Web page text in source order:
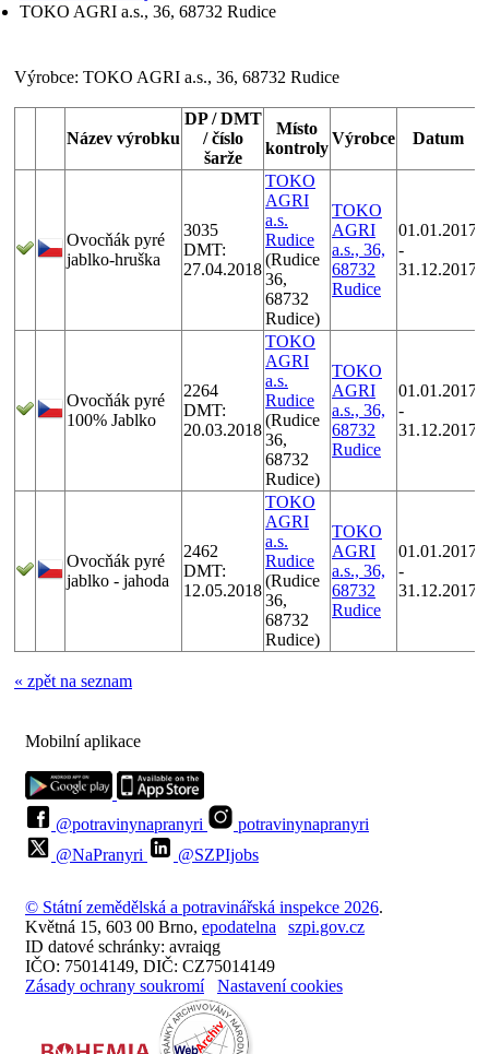
TOKO AGRI a.s., 36, 68732 Rudice
Výrobce: TOKO AGRI a.s., 36, 68732 Rudice
Název výrobku
DP / DMT
/ číslo
šarže
Místo
kontroly
Výrobce Datum
Ovocňák pyré
jablko-hruška
3035
DMT:
27.04.2018
TOKO
AGRI
a.s.
Rudice
(Rudice
36,
68732
Rudice)
TOKO
AGRI
a.s., 36,
68732
Rudice
01.01.2017
-
31.12.2017
Ovocňák pyré
100% Jablko
2264
DMT:
20.03.2018
TOKO
AGRI
a.s.
Rudice
(Rudice
36,
68732
Rudice)
TOKO
AGRI
a.s., 36,
68732
Rudice
01.01.2017
-
31.12.2017
Ovocňák pyré
jablko - jahoda
2462
DMT:
12.05.2018
TOKO
AGRI
a.s.
Rudice
(Rudice
36,
68732
Rudice)
TOKO
AGRI
a.s., 36,
68732
Rudice
01.01.2017
-
31.12.2017
« zpět na seznam
Mobilní aplikace
@potravinynapranyri
potravinynapranyri
@NaPranyri
@SZPIjobs
© Státní zemědělská a potravinářská inspekce 2026.
Květná 15, 603 00 Brno, epodatelna
szpi.gov.cz
ID datové schránky: avraiqg
IČO: 75014149, DIČ: CZ75014149
Zásady ochrany soukromí
Nastavení cookies